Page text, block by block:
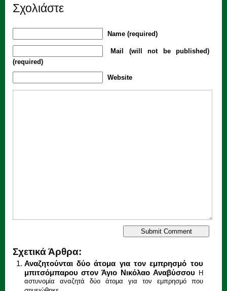
Σχολιάστε
Name (required)
Mail (will not be published)
(required)
Website
Σχετικά Άρθρα:
Αναζητούνται δύο άτομα για τον εμπρησμό του
μπιτσόμπαρου στον Άγιο Νικόλαο Αναβύσσου
Η
αστυνομία αναζητά δύο άτομα για τον εμπρησμό που